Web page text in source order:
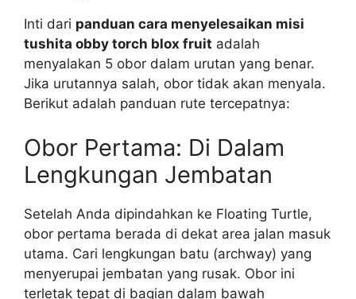
Inti dari panduan cara menyelesaikan misi
tushita obby torch blox fruit adalah
menyalakan 5 obor dalam urutan yang benar.
Jika urutannya salah, obor tidak akan menyala.
Berikut adalah panduan rute tercepatnya:
Obor Pertama: Di Dalam
Lengkungan Jembatan
Setelah Anda dipindahkan ke Floating Turtle,
obor pertama berada di dekat area jalan masuk
utama. Cari lengkungan batu (archway) yang
menyerupai jembatan yang rusak. Obor ini
terletak tepat di bagian dalam bawah